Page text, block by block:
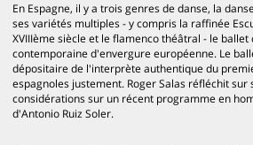
En Espagne, il y a trois genres de danse, la
ses variétés multiples - y compris la raffinée
XVIIIème siècle et le flamenco théâtral - le ballet
contemporaine d'envergure européenne. Le
dépositaire de l'interprète authentique du
espagnoles justement. Roger Salas réfléchit sur
considérations sur un récent programme en
d'Antonio Ruiz Soler.